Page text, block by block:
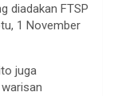
diadakan FTSP
1 November
juga